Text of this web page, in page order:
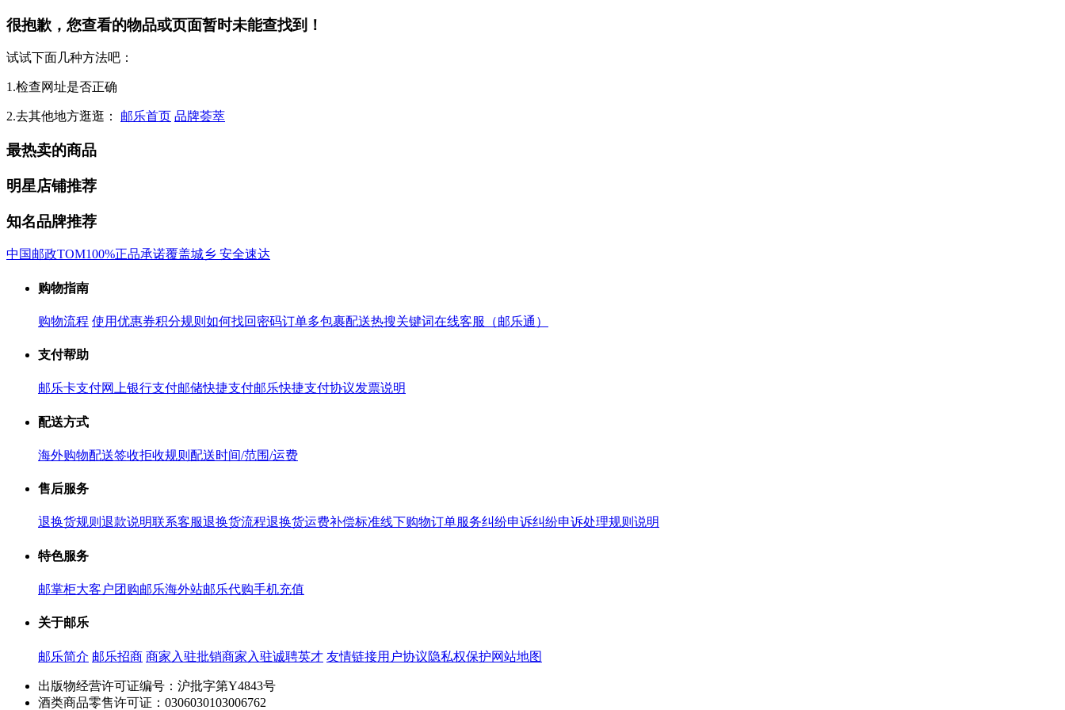
很抱歉，您查看的物品或页面暂时未能查找到！
试试下面几种方法吧：
1.检查网址是否正确
2.去其他地方逛逛： 邮乐首页 品牌荟萃
最热卖的商品
明星店铺推荐
知名品牌推荐
中国邮政TOM100%正品承诺覆盖城乡 安全速达
购物指南
购物流程 使用优惠券积分规则 如何找回密码订单多包裹配送热搜关键词在线客服（邮乐通）
支付帮助
邮乐卡支付网上银行支付邮储快捷支付邮乐快捷支付协议发票说明
配送方式
海外购物配送签收拒收规则 配送时间/范围/运费
售后服务
退换货规则 退款说明联系客服退换货流程退换货运费补偿标准线下购物订单服务纠纷申诉纠纷申诉处理规则说明
特色服务
邮掌柜大客户团购邮乐海外站邮乐代购手机充值
关于邮乐
邮乐简介 邮乐招商 商家入驻批销商家入驻诚聘英才 友情链接用户协议隐私权保护网站地图
出版物经营许可证编号：沪批字第Y4843号
酒类商品零售许可证：0306030103006762